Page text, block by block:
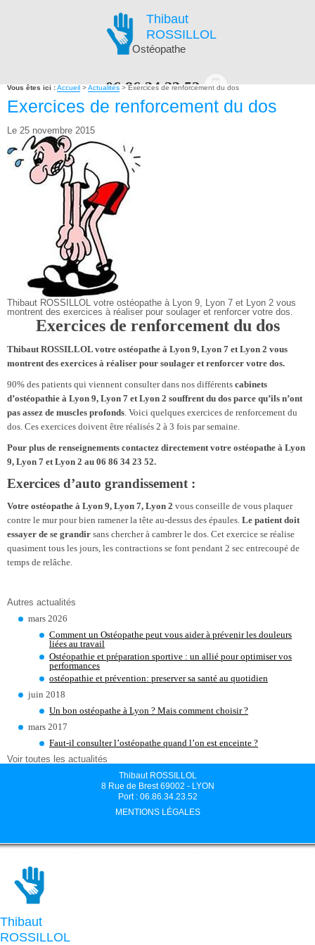
Thibaut
ROSSILLOL
Ostéopathe
06.86.34.23.52
PRENDRE RENDEZ-VOUS EN LIGNE
NAVIGATION
Vous êtes ici :Accueil >Actualités > Exercices de renforcement du dos
Exercices de renforcement du dos
Le 25 novembre 2015
Thibaut ROSSILLOL votre ostéopathe à Lyon 9, Lyon 7 et Lyon 2 vous
montrent des exercices à réaliser pour soulager et renforcer votre dos.
Exercices de renforcement du dos
Thibaut ROSSILLOL votre ostéopathe à Lyon 9, Lyon 7 et Lyon 2 vous
montrent des exercices à réaliser pour soulager et renforcer votre dos.
90% des patients qui viennent consulter dans nos différents cabinets
d’ostéopathie à Lyon 9, Lyon 7 et Lyon 2 souffrent du dos parce qu’ils n’ont
pas assez de muscles profonds. Voici quelques exercices de renforcement du
dos. Ces exercices doivent être réalisés 2 à 3 fois par semaine.
Pour plus de renseignements contactez directement votre ostéopathe à Lyon
9, Lyon 7 et Lyon 2 au 06 86 34 23 52.
Exercices d’auto grandissement :
Votre ostéopathe à Lyon 9, Lyon 7, Lyon 2 vous conseille de vous plaquer
contre le mur pour bien ramener la tête au-dessus des épaules. Le patient doit
essayer de se grandir sans chercher à cambrer le dos. Cet exercice se réalise
quasiment tous les jours, les contractions se font pendant 2 sec entrecoupé de
temps de relâche.
Autres actualités
mars 2026
Comment un Ostéopathe peut vous aider à prévenir les douleurs
liées au travail
Ostéopathie et préparation sportive : un allié pour optimiser vos
performances
ostéopathie et prévention: preserver sa santé au quotidien
juin 2018
Un bon ostéopathe à Lyon ? Mais comment choisir ?
mars 2017
Faut-il consulter l’ostéopathe quand l’on est enceinte ?
Voir toutes les actualités
Thibaut ROSSILLOL
8 Rue de Brest 69002 - LYON
Port : 06.86.34.23.52
MENTIONS LÉGALES
Thibaut
ROSSILLOL